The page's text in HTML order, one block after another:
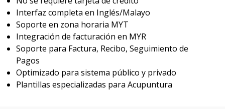
Interfaz completa en Inglés/Malayo
Soporte en zona horaria MYT
Integración de facturación en MYR
Soporte para Factura, Recibo, Seguimiento de
Pagos
Optimizado para sistema público y privado
Plantillas especializadas para Acupuntura